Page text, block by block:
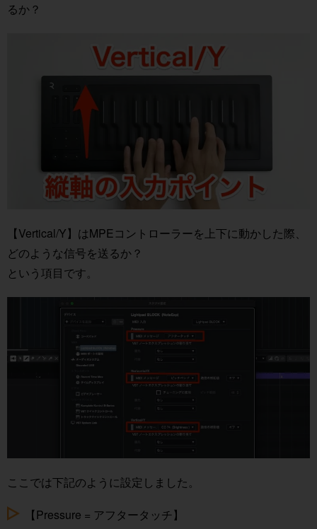
るか？
【Vertical/Y】はMPEコントローラーを上下に動かした際、
どのような信号を送るか？
という項目です。
ここでは下記のように設定しました。
【Pressure = アフタータッチ】